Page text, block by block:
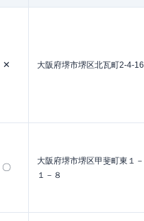
✕ 大阪府堺市堺区北瓦町2-4-16
〇
大阪府堺市堺区甲斐町東１－
１－８